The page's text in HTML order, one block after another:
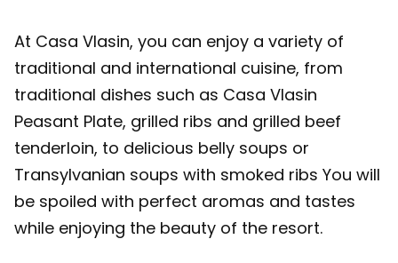
At Casa Vlasin, you can enjoy a variety of
traditional and international cuisine, from
traditional dishes such as Casa Vlasin
Peasant Plate, grilled ribs and grilled beef
tenderloin, to delicious belly soups or
Transylvanian soups with smoked ribs You will
be spoiled with perfect aromas and tastes
while enjoying the beauty of the resort.